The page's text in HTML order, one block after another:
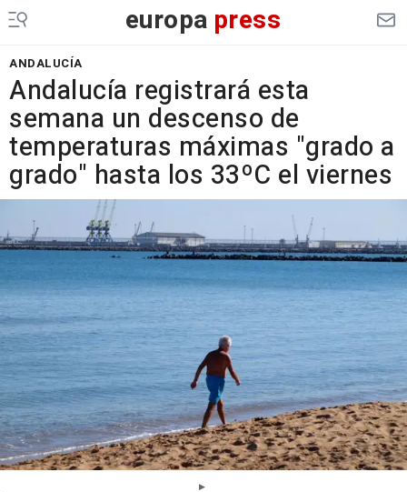
europa press
ANDALUCÍA
Andalucía registrará esta
semana un descenso de
temperaturas máximas "grado a
grado" hasta los 33ºC el viernes